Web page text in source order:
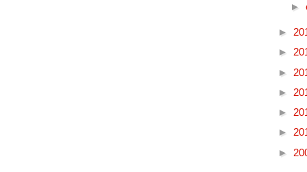
►
►
►
►
►
►
►
►